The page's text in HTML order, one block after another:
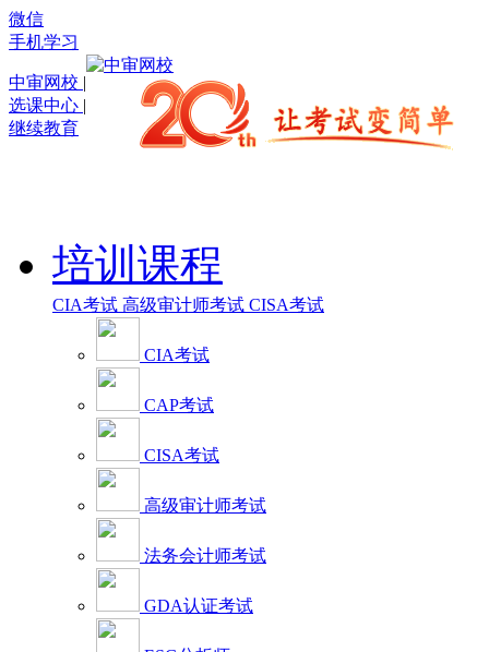
微信
手机学习
中审网校 |
选课中心 |
继续教育
培训课程
CIA考试 高级审计师考试 CISA考试
CIA考试
CAP考试
CISA考试
高级审计师考试
法务会计师考试
GDA认证考试